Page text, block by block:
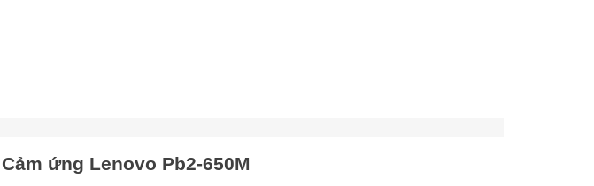
Cảm ứng Lenovo Pb2-650M